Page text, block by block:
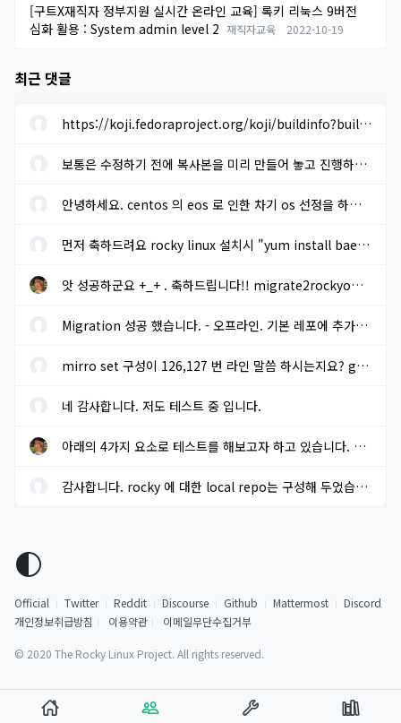
[구트X재직자 정부지원 실시간 온라인 교육] 록키 리눅스 9버전
심화 활용 : System admin level 2 재직자교육 2022-10-19
최근 댓글
https://koji.fedoraproject.org/koji/buildinfo?buildID=1633205 에...
보통은 수정하기 전에 복사본을 미리 만들어 놓고 진행하면 됩니다. ...
안녕하세요. centos 의 eos 로 인한 차기 os 선정을 하려고 합니다. r...
먼저 축하드려요 rocky linux 설치시 "yum install baekmuk-ttf-...
앗 성공하군요 +_+ . 축하드립니다!! migrate2rockyoffline.sh 로 파...
Migration 성공 했습니다. - 오프라인. 기본 레포에 추가적으로 extra...
mirro set 구성이 126,127 번 라인 말씀 하시는지요? gpg key sms 117...
네 감사합니다. 저도 테스트 중 입니다.
아래의 4가지 요소로 테스트를 해보고자 하고 있습니다. 결과가 나오...
감사합니다. rocky 에 대한 local repo는 구성해 두었습니다.
Official Twitter Reddit Discourse Github Mattermost
Discord
개인정보취급방침
이용약관 이메일무단수집거부
© 2020 The Rocky Linux Project. All rights reserved.